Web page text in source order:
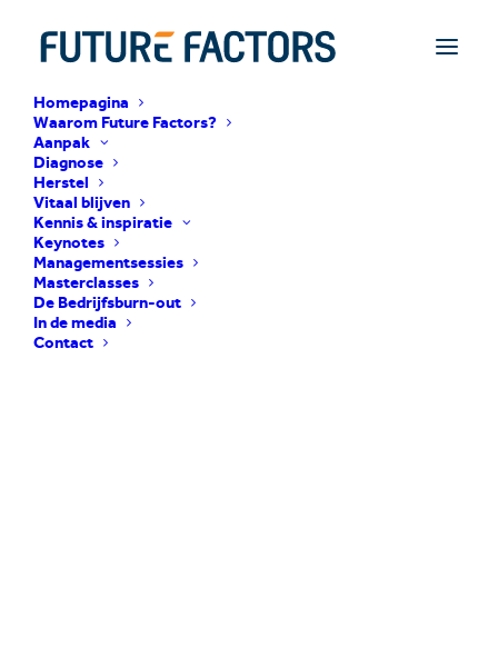
Homepagina
Waarom Future Factors?
Aanpak
Diagnose
Herstel
Vitaal blijven
Kennis & inspiratie
Keynotes
Managementsessies
Masterclasses
De Bedrijfsburn-out
In de media
Contact